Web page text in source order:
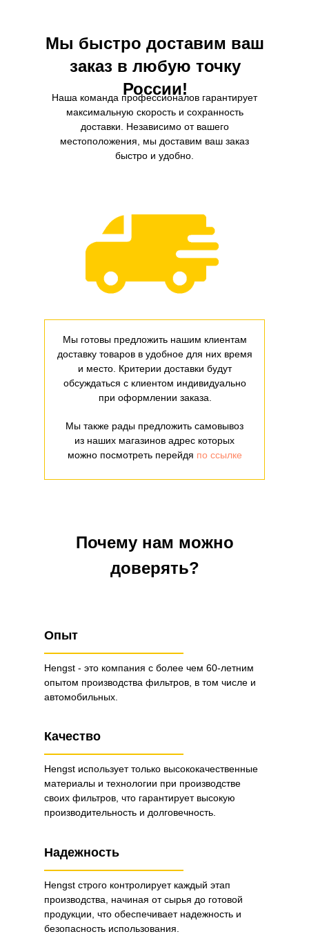
Мы быстро доставим ваш
заказ в любую точку
России!
Мы готовы предложить нашим клиентам
доставку товаров в удобное для них время
и место. Критерии доставки будут
обсуждаться с клиентом индивидуально
при оформлении заказа.
Мы также рады предложить самовывоз
из наших магазинов адрес которых
можно посмотреть перейдя по ссылке
Наша команда профессионалов гарантирует
максимальную скорость и сохранность
доставки. Независимо от вашего
местоположения, мы доставим ваш заказ
быстро и удобно.
Почему нам можно
доверять?
Опыт
Hengst - это компания с более чем 60-летним
опытом производства фильтров, в том числе и
автомобильных.
Качество
Надежность
Hengst использует только высококачественные
материалы и технологии при производстве
своих фильтров, что гарантирует высокую
производительность и долговечность.
Hengst строго контролирует каждый этап
производства, начиная от сырья до готовой
продукции, что обеспечивает надежность и
безопасность использования.